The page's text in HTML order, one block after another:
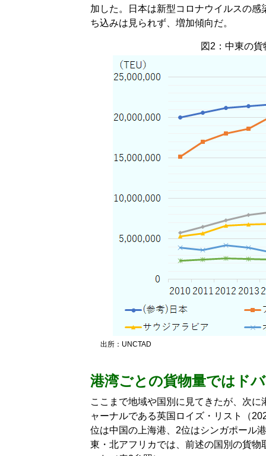
加した。日本は新型コロナウイルスの
ち込みは見られず、増加傾向だ。
図2：中東の
出所：UNCTAD
港湾ごとの貨物量ではド
ここまで地域や国別に見てきたが、次
ャーナルである英国ロイズ・リスト（
位は中国の上海港、2位はシンガポール
東・北アフリカでは、前述の国別の貨